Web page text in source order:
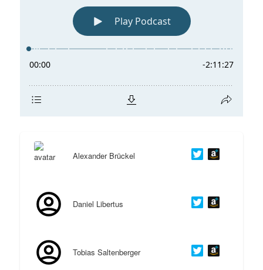
Alexander Brückel
Daniel Libertus
Tobias Saltenberger